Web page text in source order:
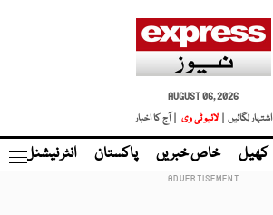
AUGUST 06, 2026
اشتہار لگائیں |
لائیو ٹی وی | آج کا اخبار
کھیل خاص خبریں پاکستان انٹر نیشنل